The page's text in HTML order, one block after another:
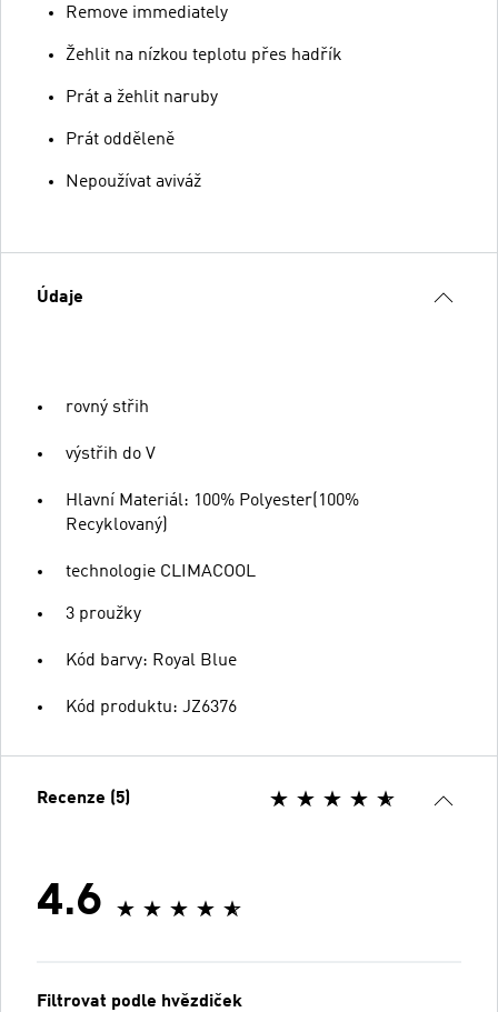
Remove immediately
Žehlit na nízkou teplotu přes hadřík
Prát a žehlit naruby
Prát odděleně
Nepoužívat aviváž
Údaje
rovný střih
výstřih do V
Hlavní Materiál: 100% Polyester(100%
Recyklovaný)
technologie CLIMACOOL
3 proužky
Kód barvy: Royal Blue
Kód produktu: JZ6376
Recenze (5)
4.6
Filtrovat podle hvězdiček